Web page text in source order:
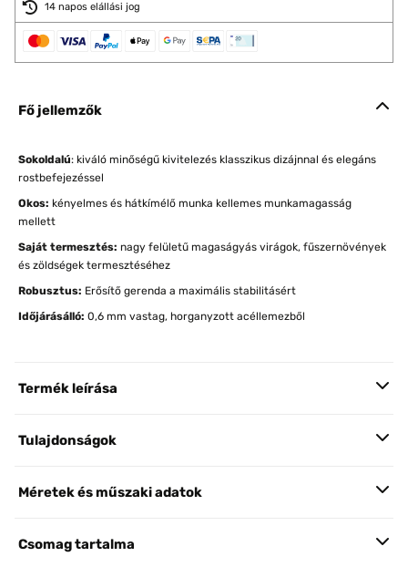
14 napos elállási jog
Fő jellemzők
Sokoldalú: kiváló minőségű kivitelezés klasszikus dizájnnal és elegáns
rostbefejezéssel
Okos: kényelmes és hátkímélő munka kellemes munkamagasság
mellett
Saját termesztés: nagy felületű magaságyás virágok, fűszernövények
és zöldségek termesztéséhez
Robusztus: Erősítő gerenda a maximális stabilitásért
Időjárásálló: 0,6 mm vastag, horganyzott acéllemezből
Termék leírása
Tulajdonságok
Méretek és műszaki adatok
Csomag tartalma